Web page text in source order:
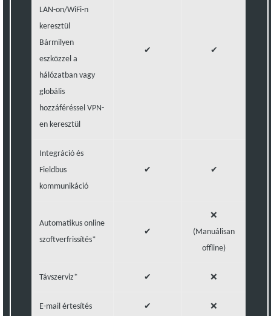
LAN-on/WiFi-n
keresztül
Bármilyen
eszközzel a
hálózatban vagy
globális
hozzáféréssel VPN-
en keresztül
✔ ✔
Integráció és
Fieldbus
kommunikáció
✔ ✔
Automatikus online
szoftverfrissítés*
✔
❌
(Manuálisan
offline)
Távszerviz* ✔ ❌
E-mail értesítés ✔ ❌